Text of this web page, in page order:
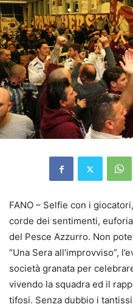
FANO – Selfie con i
corde dei sentimenti,
del Pesce Azzurro. Non
“Una Sera all’improvviso”,
società granata per
vivendo la squadra ed il
tifosi. Senza dubbio i